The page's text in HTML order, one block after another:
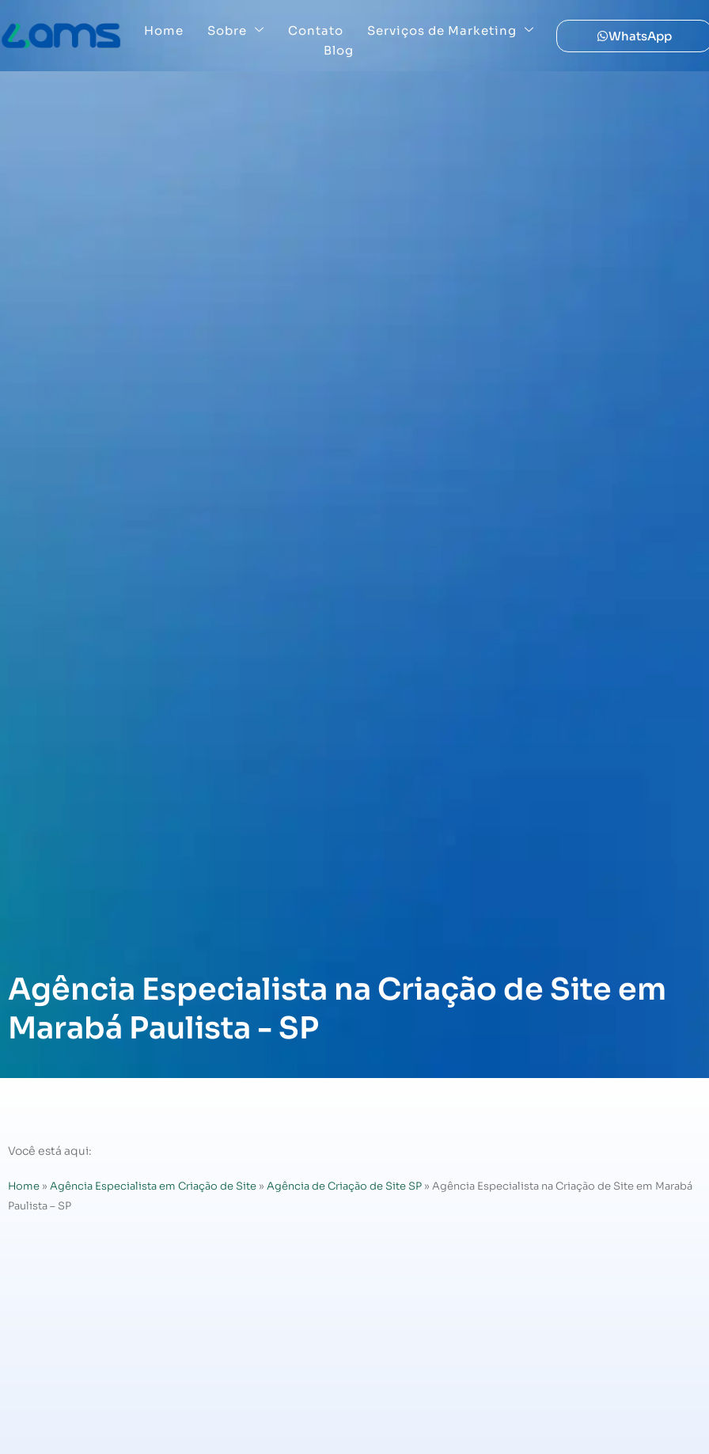
Home Sobre Contato
Serviços de Marketing
Blog
WhatsApp
Agência Especialista na Criação de Site em
Marabá Paulista - SP
Você está aqui:
Home » Agência Especialista em Criação de Site » Agência de Criação de Site SP » Agência Especialista na Criação de Site em Marabá
Paulista – SP